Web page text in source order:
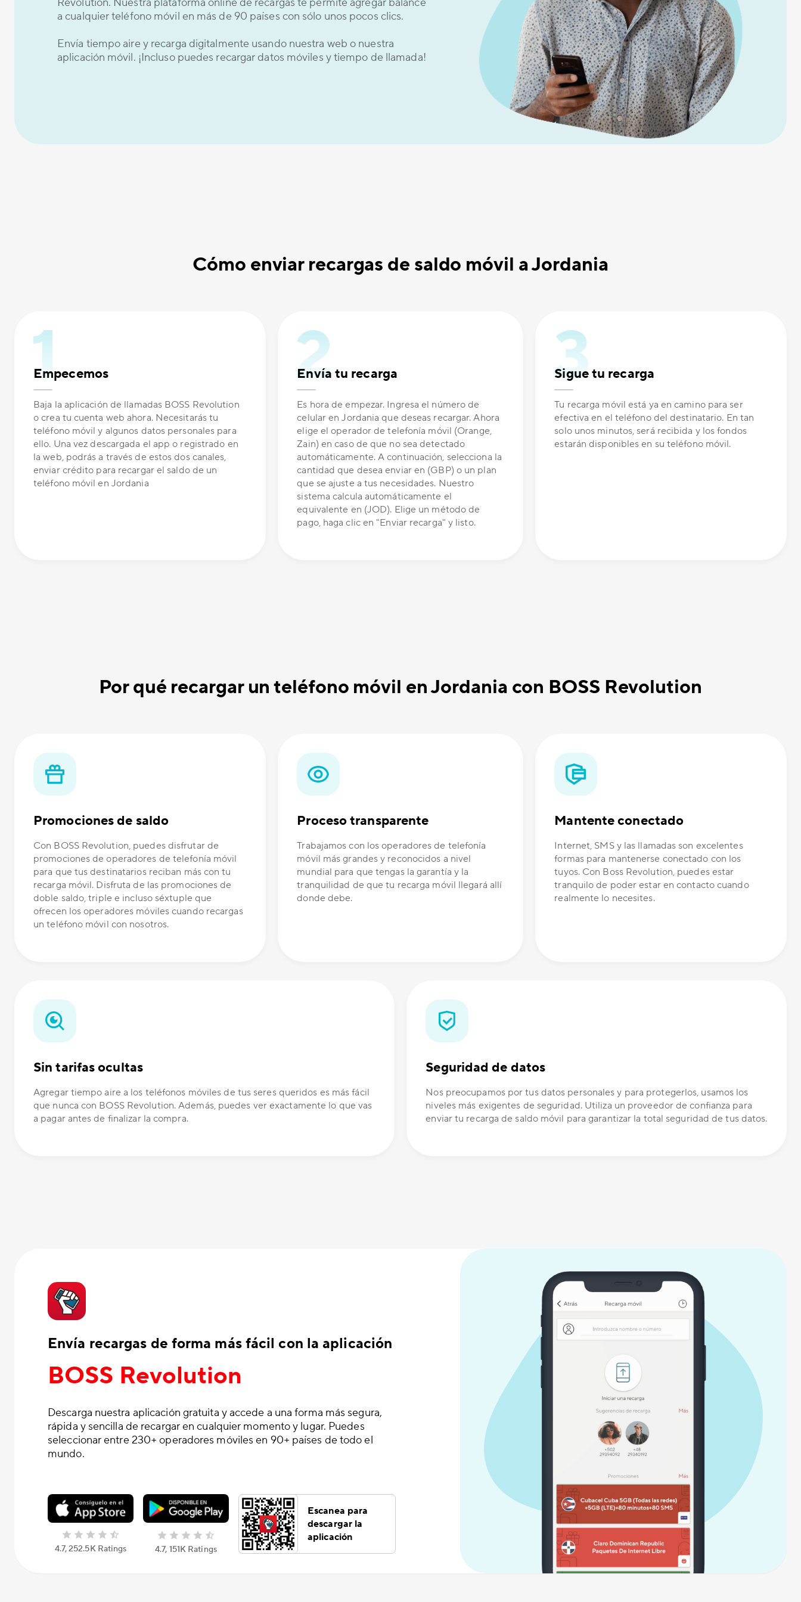
a cualquier teléfono móvil en más de 90 países con sólo unos pocos clics.
Envía tiempo aire y recarga digitalmente usando nuestra web o nuestra
aplicación móvil. ¡Incluso puedes recargar datos móviles y tiempo de llamada!
Cómo enviar recargas de saldo móvil a Jordania
Empecemos
Baja la aplicación de llamadas BOSS Revolution
o crea tu cuenta web ahora. Necesitarás tu
teléfono móvil y algunos datos personales para
ello. Una vez descargada el app o registrado en
la web, podrás a través de estos dos canales,
enviar crédito para recargar el saldo de un
teléfono móvil en Jordania
Envía tu recarga
Es hora de empezar. Ingresa el número de
celular en Jordania que deseas recargar. Ahora
elige el operador de telefonía móvil (Orange,
Zain) en caso de que no sea detectado
automáticamente. A continuación, selecciona la
cantidad que desea enviar en (GBP) o un plan
que se ajuste a tus necesidades. Nuestro
sistema calcula automáticamente el
equivalente en (JOD). Elige un método de
pago, haga clic en "Enviar recarga" y listo.
Sigue tu recarga
Tu recarga móvil está ya en camino para ser
efectiva en el teléfono del destinatario. En tan
solo unos minutos, será recibida y los fondos
estarán disponibles en su teléfono móvil.
Por qué recargar un teléfono móvil en Jordania con BOSS Revolution
Promociones de saldo
Con BOSS Revolution, puedes disfrutar de
promociones de operadores de telefonía móvil
para que tus destinatarios reciban más con tu
recarga móvil. Disfruta de las promociones de
doble saldo, triple e incluso séxtuple que
ofrecen los operadores móviles cuando recargas
un teléfono móvil con nosotros.
Proceso transparente
Trabajamos con los operadores de telefonía
móvil más grandes y reconocidos a nivel
mundial para que tengas la garantía y la
tranquilidad de que tu recarga móvil llegará allí
donde debe.
Mantente conectado
Internet, SMS y las llamadas son excelentes
formas para mantenerse conectado con los
tuyos. Con Boss Revolution, puedes estar
tranquilo de poder estar en contacto cuando
realmente lo necesites.
Sin tarifas ocultas
Agregar tiempo aire a los teléfonos móviles de tus seres queridos es más fácil
que nunca con BOSS Revolution. Además, puedes ver exactamente lo que vas
a pagar antes de finalizar la compra.
Seguridad de datos
Nos preocupamos por tus datos personales y para protegerlos, usamos los
niveles más exigentes de seguridad. Utiliza un proveedor de confianza para
enviar tu recarga de saldo móvil para garantizar la total seguridad de tus datos.
Envía recargas de forma más fácil con la aplicación
BOSS Revolution
Descarga nuestra aplicación gratuita y accede a una forma más segura,
rápida y sencilla de recargar en cualquier momento y lugar. Puedes
seleccionar entre 230+ operadores móviles en 90+ países de todo el
mundo.
4.7, 252.5K Ratings 4.7, 151K Ratings
Escanea para
descargar la
aplicación